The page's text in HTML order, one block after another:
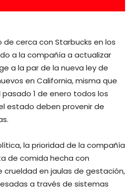
de cerca con Starbucks en los
a la compañía a actualizar
a la par de la nueva ley de
en California, misma que
1 de enero todos los
estado deben provenir de
la prioridad de la compañía
de comida hecha con
crueldad en jaulas de gestación,
a través de sistemas